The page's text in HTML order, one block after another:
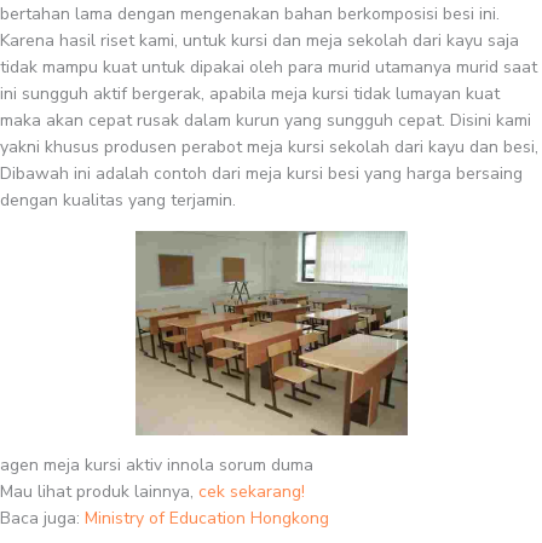
bertahan lama dengan mengenakan bahan berkomposisi besi ini.
Karena hasil riset kami, untuk kursi dan meja sekolah dari kayu saja
tidak mampu kuat untuk dipakai oleh para murid utamanya murid saat
ini sungguh aktif bergerak, apabila meja kursi tidak lumayan kuat
maka akan cepat rusak dalam kurun yang sungguh cepat. Disini kami
yakni khusus produsen perabot meja kursi sekolah dari kayu dan besi,
Dibawah ini adalah contoh dari meja kursi besi yang harga bersaing
dengan kualitas yang terjamin.
agen meja kursi aktiv innola sorum duma
Mau lihat produk lainnya, cek sekarang!
Baca juga: Ministry of Education Hongkong